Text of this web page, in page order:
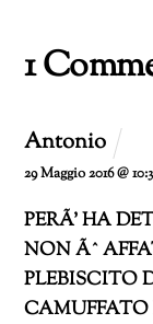
1
Antonio
29 Maggio 2016 @
PERÃ’ HA
NON Ãˆ
PLEBISCITO